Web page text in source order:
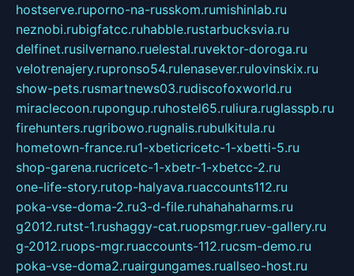
hostserve.ruporno-na-russkom.rumishinlab.ru
neznobi.rubigfatcc.ruhabble.rustarbucksvia.ru
delfinet.rusilvernano.ruelestal.ruvektor-doroga.ru
velotrenajery.rupronso54.rulenasever.rulovinskix.ru
show-pets.rusmartnews03.rudiscofoxworld.ru
miraclecoon.rupongup.ruhostel65.ruliura.ruglasspb.ru
firehunters.rugribowo.rugnalis.rubulkitula.ru
hometown-france.ru1-xbeticricetc-1-xbetti-5.ru
shop-garena.rucricetc-1-xbetr-1-xbetcc-2.ru
one-life-story.rutop-halyava.ruaccounts112.ru
poka-vse-doma-2.ru3-d-file.ruhahahaharms.ru
g2012.rutst-1.rushaggy-cat.ruopsmgr.ruev-gallery.ru
g-2012.ruops-mgr.ruaccounts-112.rucsm-demo.ru
poka-vse-doma2.ruairgungames.ruallseo-host.ru